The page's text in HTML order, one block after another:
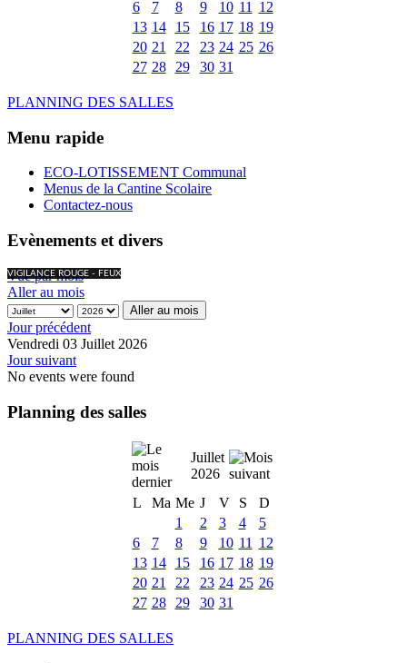
6
7 8 9 10 11
12
13 14 15 16 17 18 19
20 21 22 23 24 25 26
27 28 29 30 31
PLANNING DES SALLES
Menu rapide
ECO-LOTISSEMENT Communal
Menus de la Cantine Scolaire
Contactez-nous
Evènements et divers
VIGILANCE ROUGE - FEUX
Vue par mois
Aller au mois
Aller au mois
Jour précédent
Vendredi 03 Juillet 2026
Jour suivant
No events were found
Planning des salles
Juillet
2026
L
Ma Me J V S
D
1
2 3 4
5
6
7 8 9 10 11
12
13 14 15 16 17 18 19
20 21 22 23 24 25 26
27 28 29 30 31
PLANNING DES SALLES